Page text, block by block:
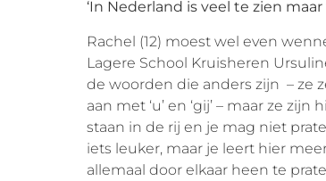
‘In Nederland is veel te zien
Rachel (12) moest wel even
Lagere School Kruisheren
de woorden die anders zijn – ze
aan met ‘u’ en ‘gij’ – maar ze
staan in de rij en je mag niet
iets leuker, maar je leert hier
allemaal door elkaar heen te